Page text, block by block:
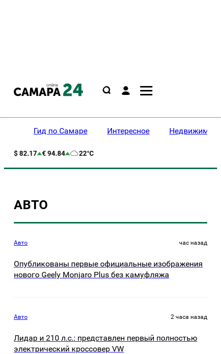
Гид по Самаре Интересное
$ 82.17 € 94.84 22°C
АВТО
Авто час назад
Опубликованы первые официальные изображения
нового Geely Monjaro Plus без камуфляжа
Авто 2 часа назад
Лидар и 210 л.с.: представлен первый полностью
электрический кроссовер VW